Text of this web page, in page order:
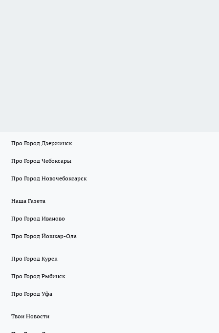
Про Город Дзержинск
Про Город Чебоксары
Про Город Новочебоксарск
Наша Газета
Про Город Иваново
Про Город Йошкар-Ола
Про Город Курск
Про Город Рыбинск
Про Город Уфа
Твои Новости